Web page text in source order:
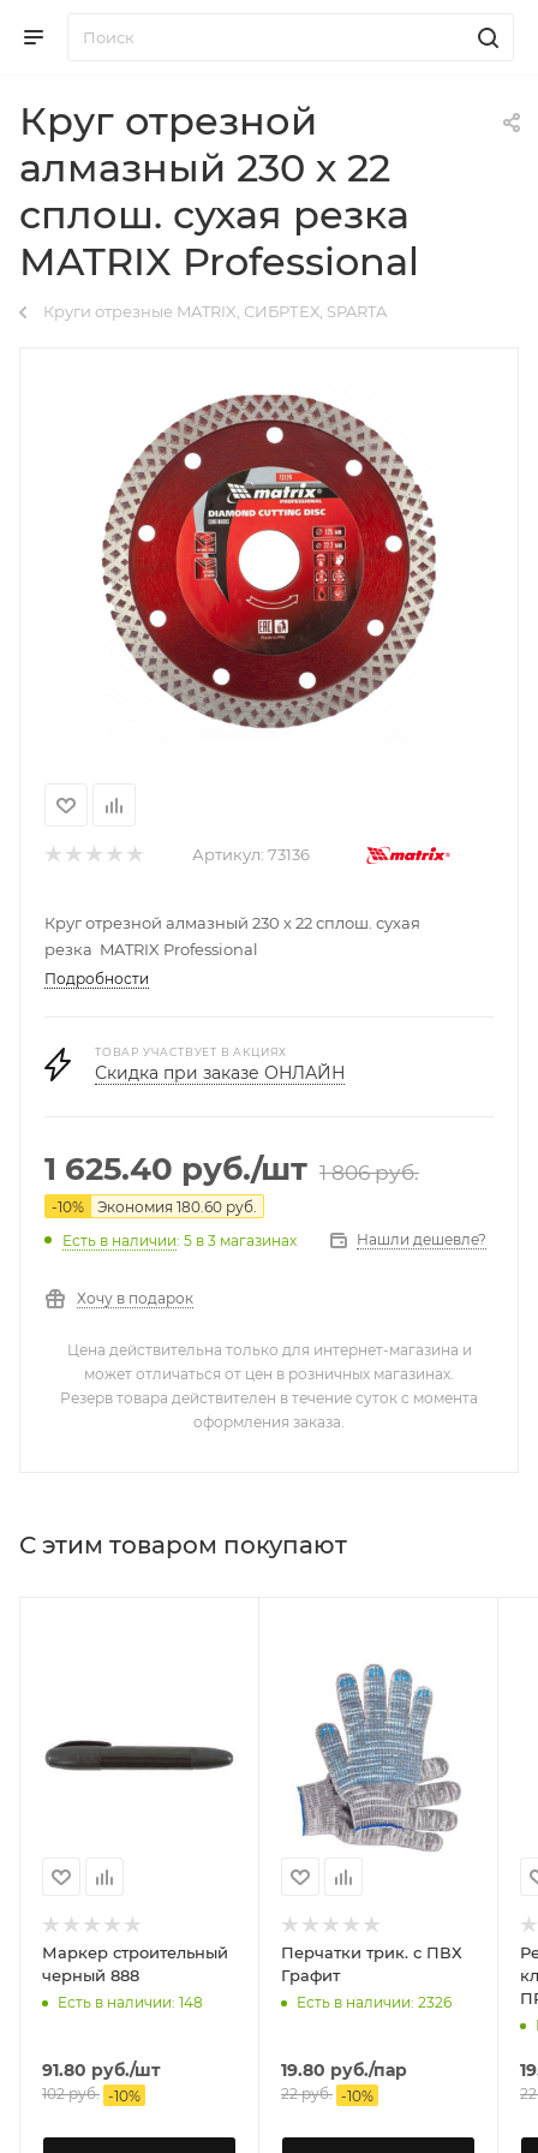
Круг отрезной
алмазный 230 х 22
сплош. сухая резка
MATRIX Professional
Круги отрезные MATRIX, СИБРТЕХ, SPARTA
Артикул: 73136
Круг отрезной алмазный 230 х 22 сплош. сухая
резка MATRIX Professional
Подробности
ТОВАР УЧАСТВУЕТ В АКЦИЯХ
Скидка при заказе ОНЛАЙН
1 625.40 руб./шт 1 806руб.
-10% Экономия 180.60 руб.
Есть в наличии: 5 в 3 магазинах Нашли дешевле?
Хочу в подарок
Цена действительна только для интернет-магазина и
может отличаться от цен в розничных магазинах.
Резерв товара действителен в течение суток с момента
оформления заказа.
С этим товаром покупают
Маркер строительный
черный 888
Есть в наличии: 148
91.80 руб./шт
102руб. -10%
Перчатки трик. с ПВХ
Графит
Есть в наличии: 2326
19.80 руб./пар
22руб. -10% 22